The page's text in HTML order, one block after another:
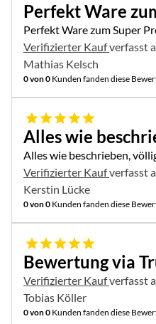
Perfekt Ware
Perfekt Ware zum Super
Verifizierter Kaufverfasst
Mathias Kelsch
0 von 0 Kunden fanden diese
5 von 5
Alles wie
Alles wie beschrieben,
Verifizierter Kaufverfasst
Kerstin Lücke
0 von 0 Kunden fanden diese
5 von 5
Bewertung via
Verifizierter Kaufverfasst
Tobias Köller
0 von 0 Kunden fanden diese